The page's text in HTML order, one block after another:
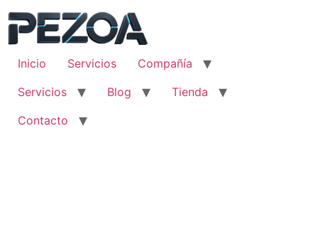
contenido
Inicio
Servicios
Compañía
Servicios
Blog
Tienda
Contacto